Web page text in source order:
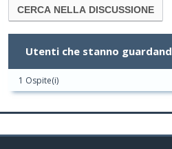
Utenti che stanno
1 Ospite(i)